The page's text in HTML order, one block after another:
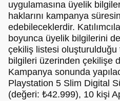
uygulamasına üyelik
haklarını kampanya
edebileceklerdir.
boyunca üyelik bilgilerini
çekiliş listesi
bilgileri üzerinden çekilişe
Kampanya sonunda
Playstation 5 Slim Digital
(değeri: ₺42.999), 10 kişi